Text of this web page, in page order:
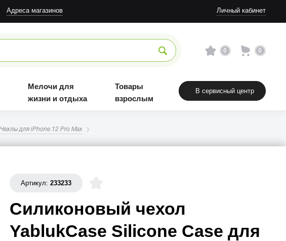
Адреса магазинов Личный кабинет
0 0
Мелочи для
жизни и отдыха
Товары
взрослым
В сервисный центр
Чехлы для iPhone 12 Pro Max
Артикул:233233
Силиконовый чехол
YablukCase Silicone Case для